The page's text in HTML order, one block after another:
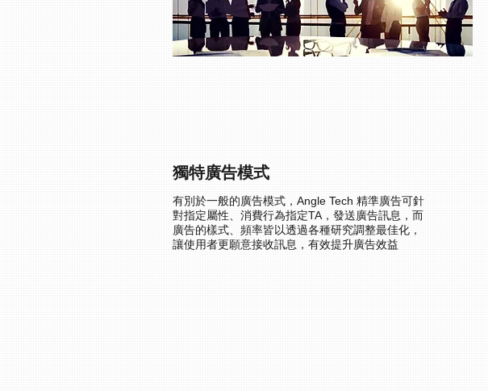
獨特廣告模式
有別於一般的廣告模式，Angle Tech 精準廣告可針
對指定屬性、 消費行為指定TA ，發送廣告訊息，而
廣告的樣式、頻率皆以透過各種研究調整最佳化，
讓使用者更願意接收訊息，有效提升廣告效益